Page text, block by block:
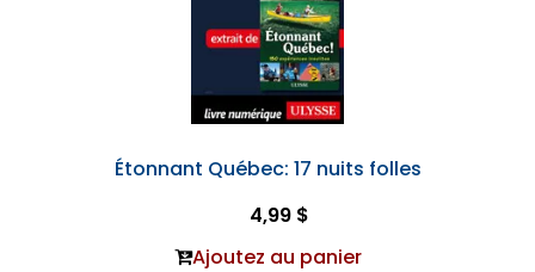
Étonnant Québec: 17 nuits folles
4,99 $
Ajoutez au panier